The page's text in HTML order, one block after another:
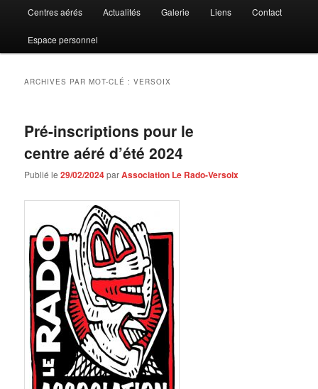
au
contenu
principal
au
contenu
secondaire
Centres aérés Actualités Galerie Liens Contact
Espace personnel
ARCHIVES PAR MOT-CLÉ :VERSOIX
Pré-inscriptions pour le
centre aéré d’été 2024
Publié le29/02/2024parAssociation Le Rado-Versoix